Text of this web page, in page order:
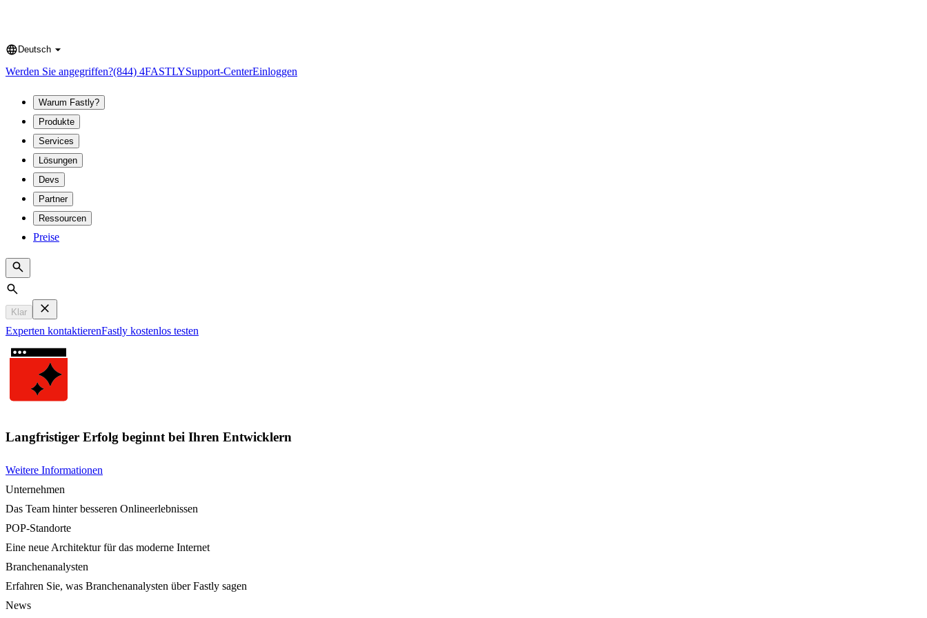
Language
Deutsch
Werden Sie angegriffen?(844) 4FASTLYSupport-CenterEinloggen
Warum Fastly?
Produkte
Services
Lösungen
Devs
Partner
Ressourcen
Preise
Search
Klar
Experten kontaktierenFastly kostenlos testen
Langfristiger Erfolg beginnt bei Ihren Entwicklern
Weitere Informationen
Unternehmen
Das Team hinter besseren Onlineerlebnissen
POP-Standorte
Eine neue Architektur für das moderne Internet
Branchenanalysten
Erfahren Sie, was Branchenanalysten über Fastly sagen
News